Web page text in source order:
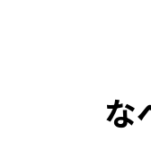
な